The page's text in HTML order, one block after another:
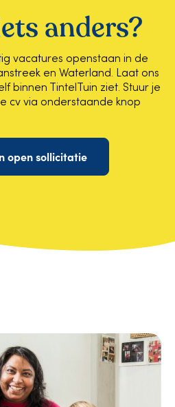
anders?
vacatures openstaan in de
en Waterland. Laat ons
binnen TintelTuin ziet. Stuur je
cv via onderstaande knop
open sollicitatie